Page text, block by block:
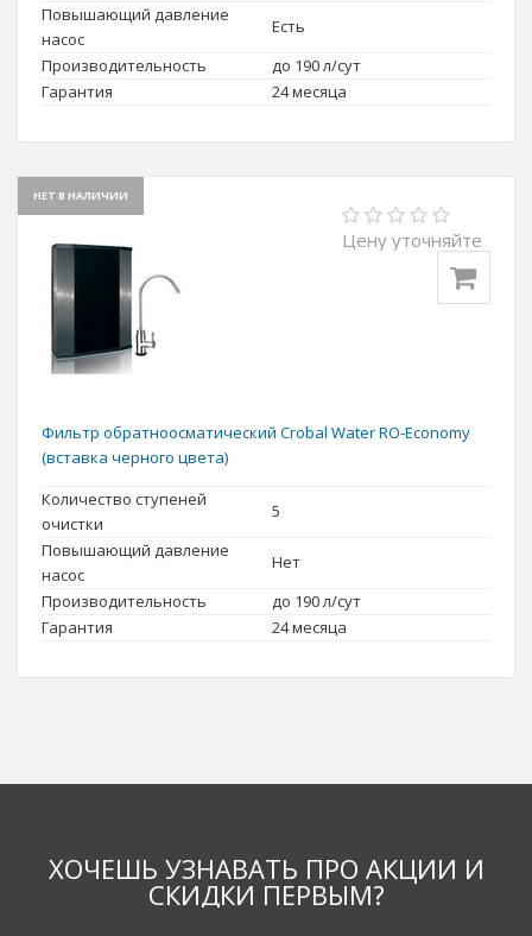
Повышающий давление
насос
Есть
Производительность
до 190 л/сут
Гарантия
24 месяца
НЕТ В НАЛИЧИИ
Цену уточняйте
Фильтр обратноосматический Crobal Water RO-Economy
(вставка черного цвета)
Количество ступеней
очистки
5
Повышающий давление
насос
Нет
Производительность
до 190 л/сут
Гарантия
24 месяца
ХОЧЕШЬ УЗНАВАТЬ ПРО АКЦИИ И
СКИДКИ ПЕРВЫМ?